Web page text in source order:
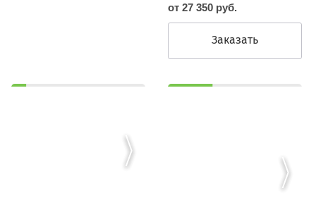
от 27 350 руб.
Заказать